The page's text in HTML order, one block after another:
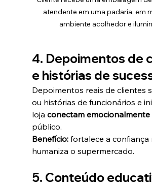
atendente em uma padaria, em
ambiente acolhedor e
4. Depoimentos de
e histórias de
Depoimentos reais de clientes
ou histórias de funcionários e
loja conectam emocionalmente
público.
Benefício: fortalece a confiança
humaniza o supermercado.
5. Conteúdo